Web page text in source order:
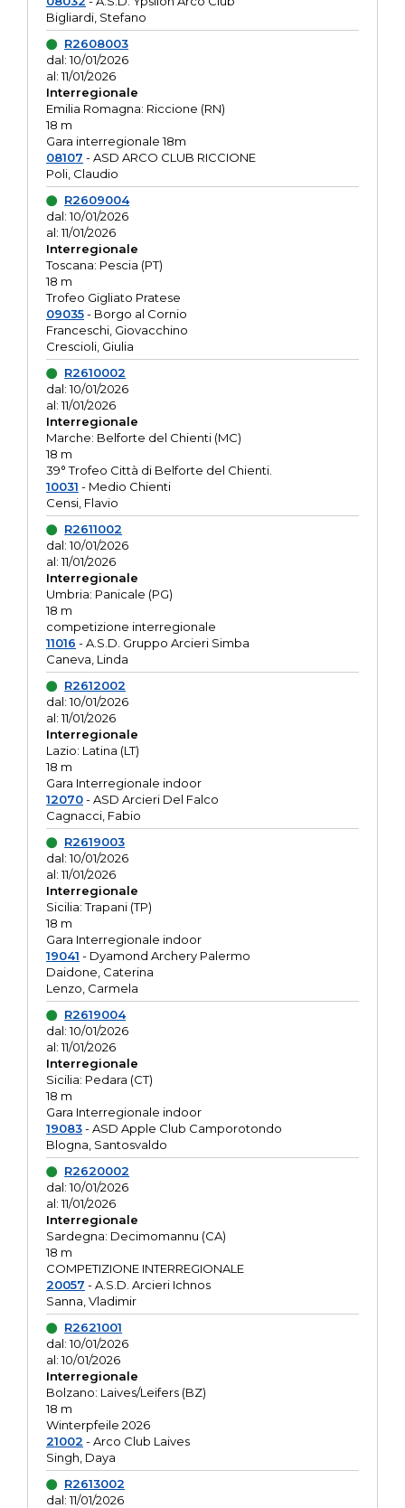
Bigliardi, Stefano
R2608003
dal: 10/01/2026
al: 11/01/2026
Interregionale
Emilia Romagna: Riccione (RN)
18 m
Gara interregionale 18m
08107 - ASD ARCO CLUB RICCIONE
Poli, Claudio
R2609004
dal: 10/01/2026
al: 11/01/2026
Interregionale
Toscana: Pescia (PT)
18 m
Trofeo Gigliato Pratese
09035- Borgo al Cornio
Franceschi, Giovacchino
Crescioli, Giulia
R2610002
dal: 10/01/2026
al: 11/01/2026
Interregionale
Marche: Belforte del Chienti (MC)
18 m
39° Trofeo Città di Belforte del Chienti.
10031 - Medio Chienti
Censi, Flavio
R2611002
dal: 10/01/2026
al: 11/01/2026
Interregionale
Umbria: Panicale (PG)
18 m
competizione interregionale
11016 - A.S.D. Gruppo Arcieri Simba
Caneva, Linda
R2612002
dal: 10/01/2026
al: 11/01/2026
Interregionale
Lazio: Latina (LT)
18 m
Gara Interregionale indoor
12070- ASD Arcieri Del Falco
Cagnacci, Fabio
R2619003
dal: 10/01/2026
al: 11/01/2026
Interregionale
Sicilia: Trapani (TP)
18 m
Gara Interregionale indoor
19041 - Dyamond Archery Palermo
Daidone, Caterina
Lenzo, Carmela
R2619004
dal: 10/01/2026
al: 11/01/2026
Interregionale
Sicilia: Pedara (CT)
18 m
Gara Interregionale indoor
19083- ASD Apple Club Camporotondo
Blogna, Santosvaldo
R2620002
dal: 10/01/2026
al: 11/01/2026
Interregionale
Sardegna: Decimomannu (CA)
18 m
COMPETIZIONE INTERREGIONALE
20057 - A.S.D. Arcieri Ichnos
Sanna, Vladimir
R2621001
dal: 10/01/2026
al: 10/01/2026
Interregionale
Bolzano: Laives/Leifers (BZ)
18 m
Winterpfeile 2026
21002 - Arco Club Laives
Singh, Daya
R2613002
dal: 11/01/2026